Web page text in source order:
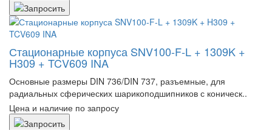
Стационарные корпуса SNV100-F-L + 1309K +
H309 + TCV609 INA
Основные размеры DIN 736/DIN 737, разъемные, для
радиальных сферических шарикоподшипников с коническ..
Цена и наличие по запросу